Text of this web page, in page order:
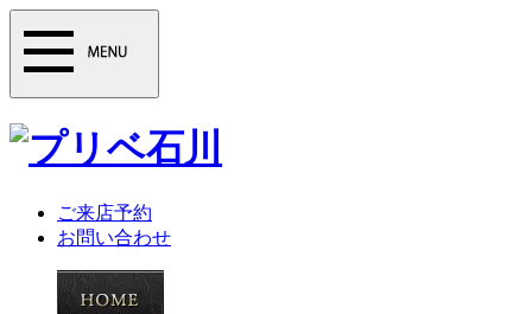
ご来店予約
お問い合わせ